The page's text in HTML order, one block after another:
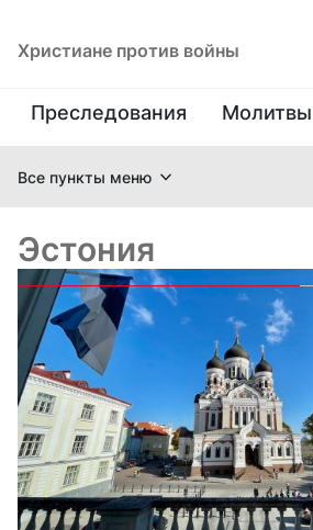
Христиане против войны
Преследования Молитвы
Все пункты меню
Эстония